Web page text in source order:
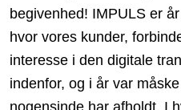
begivenhed! IMPULS er
hvor vores kunder,
interesse i den digitale
indenfor, og i år var